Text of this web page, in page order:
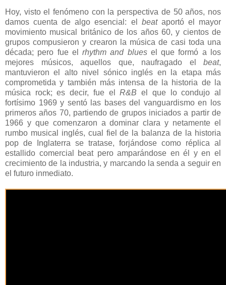
Hoy, visto el fenómeno con la perspectiva de 50 años, nos
damos cuenta de algo esencial: el beat aportó el mayor
movimiento musical británico de los años 60, y cientos de
grupos compusieron y crearon la música de casi toda una
década; pero fue elrhythm and bluesel que formó a los
mejores músicos, aquellos que, naufragado el beat,
mantuvieron el alto nivel sónico inglés en la etapa más
comprometida y también más intensa de la historia de la
música rock; es decir, fue elR&B el que lo condujo al
fortísimo 1969 y sentó las bases del vanguardismo en los
primeros años 70, partiendo de grupos iniciados a partir de
1966 y que comenzaron a dominar clara y netamente el
rumbo musical inglés, cual fiel de la balanza de la historia
pop de Inglaterra se tratase, forjándose como réplica al
estallido comercial beat pero amparándose en él y en el
crecimiento de la industria, y marcando la senda a seguir en
el futuro inmediato.